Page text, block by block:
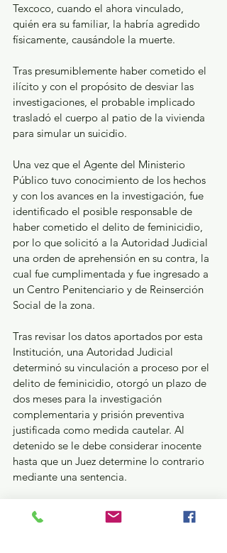
Texcoco, cuando el ahora vinculado,
quién era su familiar, la habría agredido
físicamente, causándole la muerte.
Tras presumiblemente haber cometido el
ilícito y con el propósito de desviar las
investigaciones, el probable implicado
trasladó el cuerpo al patio de la vivienda
para simular un suicidio.
Una vez que el Agente del Ministerio
Público tuvo conocimiento de los hechos
y con los avances en la investigación, fue
identificado el posible responsable de
haber cometido el delito de feminicidio,
por lo que solicitó a la Autoridad Judicial
una orden de aprehensión en su contra, la
cual fue cumplimentada y fue ingresado a
un Centro Penitenciario y de Reinserción
Social de la zona.
Tras revisar los datos aportados por esta
Institución, una Autoridad Judicial
determinó su vinculación a proceso por el
delito de feminicidio, otorgó un plazo de
dos meses para la investigación
complementaria y prisión preventiva
justificada como medida cautelar. Al
detenido se le debe considerar inocente
hasta que un Juez determine lo contrario
mediante una sentencia.
¿Qué pasa en tus municipios?